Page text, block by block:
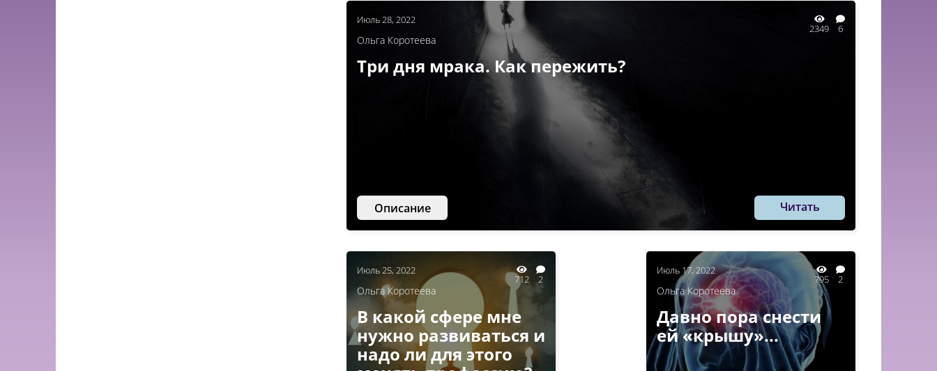
Июль 28, 2022
2349 6
Ольга Коротеева
Три дня мрака. Как пережить?
Описание Читать
Июль 25, 2022
712 2
Ольга Коротеева
В какой сфере мне
нужно развиваться и
надо ли для этого
Июль 17, 2022
795 2
Ольга Коротеева
Давно пора снести
ей «крышу»...